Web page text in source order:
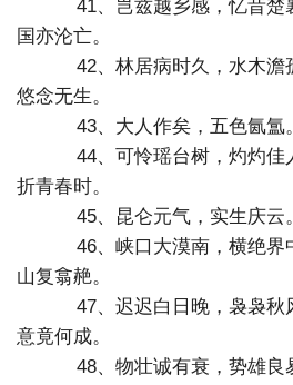
41、岂兹越乡感，忆昔楚
国亦沦亡。
42、林居病时久，水木澹
悠念无生。
43、大人作矣，五色氤氲。
44、可怜瑶台树，灼灼佳
折青春时。
45、昆仑元气，实生庆云。
46、峡口大漠南，横绝界
山复翕赩。
47、迟迟白日晚，袅袅秋
意竟何成。
48、物壮诚有衰，势雄良